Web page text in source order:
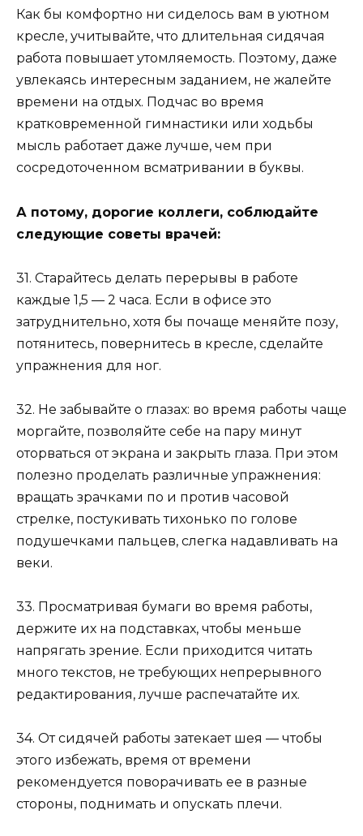
Как бы комфортно ни сиделось вам в уютном
кресле, учитывайте, что длительная сидячая
работа повышает утомляемость. Поэтому, даже
увлекаясь интересным заданием, не жалейте
времени на отдых. Подчас во время
кратковременной гимнастики или ходьбы
мысль работает даже лучше, чем при
сосредоточенном всматривании в буквы.
А потому, дорогие коллеги, соблюдайте
следующие советы врачей:
31. Старайтесь делать перерывы в работе
каждые 1,5 — 2 часа. Если в офисе это
затруднительно, хотя бы почаще меняйте позу,
потянитесь, повернитесь в кресле, сделайте
упражнения для ног.
32. Не забывайте о глазах: во время работы чаще
моргайте, позволяйте себе на пару минут
оторваться от экрана и закрыть глаза. При этом
полезно проделать различные упражнения:
вращать зрачками по и против часовой
стрелке, постукивать тихонько по голове
подушечками пальцев, слегка надавливать на
веки.
33. Просматривая бумаги во время работы,
держите их на подставках, чтобы меньше
напрягать зрение. Если приходится читать
много текстов, не требующих непрерывного
редактирования, лучше распечатайте их.
34. От сидячей работы затекает шея — чтобы
этого избежать, время от времени
рекомендуется поворачивать ее в разные
стороны, поднимать и опускать плечи.